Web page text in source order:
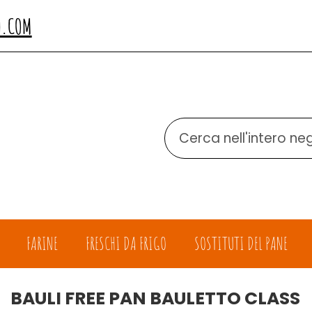
Cerca
Prodotto
FARINE FRESCHI DA FRIGO SOSTITUTI DEL PANE
BAULI FREE PAN BAULETTO CLASS